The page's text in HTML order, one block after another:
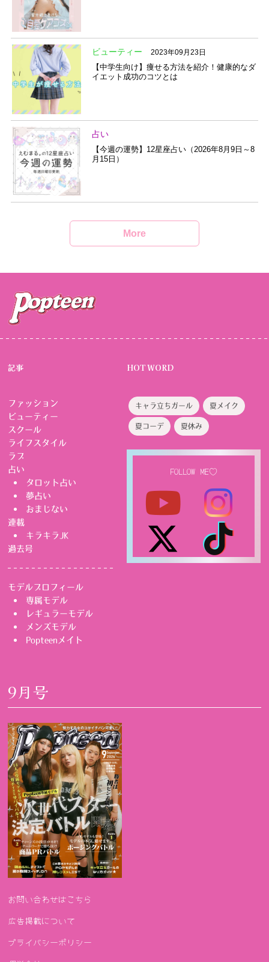
ビューティー 2023年09月23日
【中学生向け】痩せる方法を紹介！健康的なダ
イエット成功のコツとは
占い
【今週の運勢】12星座占い（2026年8月9日～8
月15日）
More
記事
ファッション
ビューティー
スクール
ライフスタイル
ラブ
占い
タロット占い
夢占い
おまじない
連載
キラキラJK
過去号
モデルプロフィール
専属モデル
レギュラーモデル
メンズモデル
Popteenメイト
HOT WORD
キャラ立ちガール 夏メイク
夏コーデ 夏休み
FOLLOW ME♡
9月号
お問い合わせはこちら
広告掲載について
プライバシーポリシー